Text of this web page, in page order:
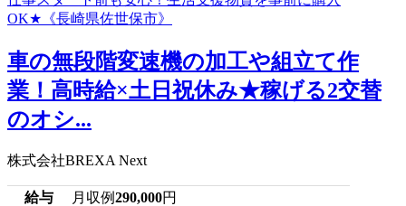
車の無段階変速機の加工や組立て作
業！高時給×土日祝休み★稼げる2交替
のオシ...
株式会社BREXA Next
給与 月収例290,000円